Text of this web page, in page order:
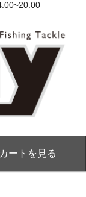
カートを見る